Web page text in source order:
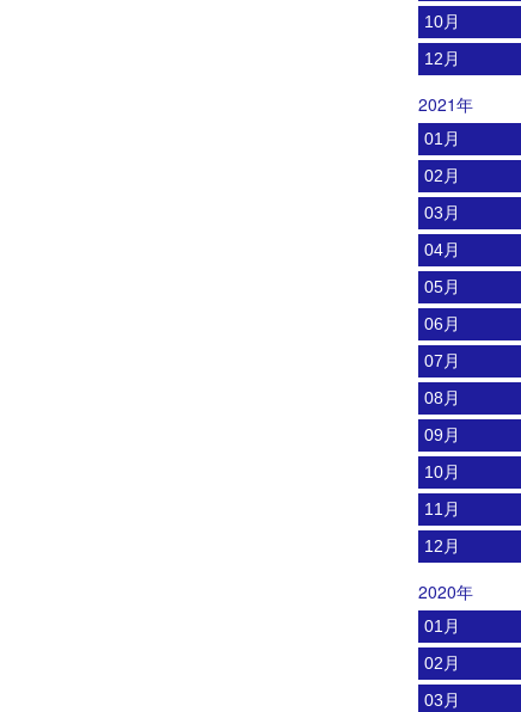
10月
12月
2021年
01月
02月
03月
04月
05月
06月
07月
08月
09月
10月
11月
12月
2020年
01月
02月
03月